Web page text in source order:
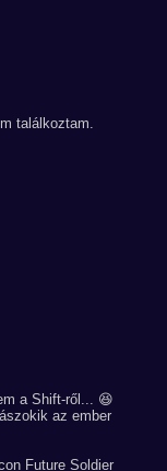
találkoztam.
a Shift-ről... 😆
az ember
Future Soldier